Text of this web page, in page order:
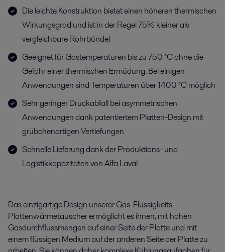
Die leichte Konstruktion bietet einen höheren thermischen
Wirkungsgrad und ist in der Regel 75% kleiner als
vergleichbare Rohrbündel
Geeignet für Gastemperaturen bis zu 750 °C ohne die
Gefahr einer thermischen Ermüdung. Bei einigen
Anwendungen sind Temperaturen über 1400 °C möglich
Sehr geringer Druckabfall bei asymmetrischen
Anwendungen dank patentiertem Platten-Design mit
grübchenartigen Vertiefungen
Schnelle Lieferung dank der Produktions- und
Logistikkapazitäten von Alfa Laval
Das einzigartige Design unserer Gas-Flüssigkeits-
Plattenwärmetauscher ermöglicht es ihnen, mit hohen
Gasdurchflussmengen auf einer Seite der Platte und mit
einem flüssigen Medium auf der anderen Seite der Platte zu